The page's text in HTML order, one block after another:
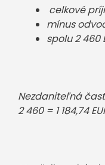
celkové
mínus
spolu 2 460
Nezdaniteľná
2 460 = 1 184,74